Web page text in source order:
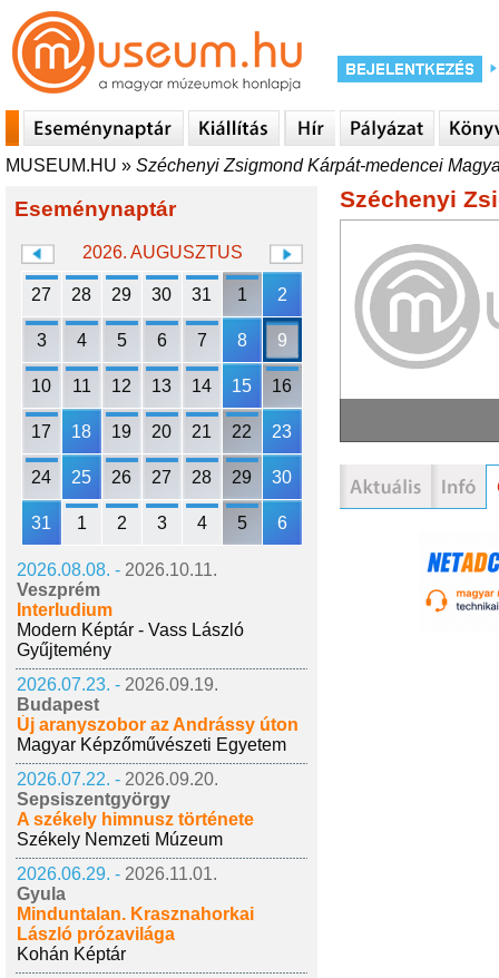
MUSEUM.HU » Széchenyi Zsigmond Kárpát-medencei
Eseménynaptár
2026. AUGUSZTUS
27 28 29 30 31 1 2
3 4 5 6 7 8 9
10 11 12 13 14 15 16
17 18 19 20 21 22 23
24 25 26 27 28 29 30
31 1 2 3 4 5 6
2026.08.08. - 2026.10.11.
Veszprém
Interludium
Modern Képtár - Vass László
Gyűjtemény
2026.07.23. - 2026.09.19.
Budapest
Új aranyszobor az Andrássy úton
Magyar Képzőművészeti Egyetem
2026.07.22. - 2026.09.20.
Sepsiszentgyörgy
A székely himnusz története
Székely Nemzeti Múzeum
2026.06.29. - 2026.11.01.
Gyula
Minduntalan. Krasznahorkai
László prózavilága
Kohán Képtár
Széchenyi